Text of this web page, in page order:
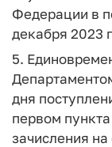
Федерации в
декабря 2023
5.
дня
первом
зачисления на